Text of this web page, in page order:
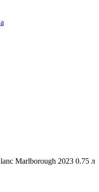
Marlborough 2023 0.75 л